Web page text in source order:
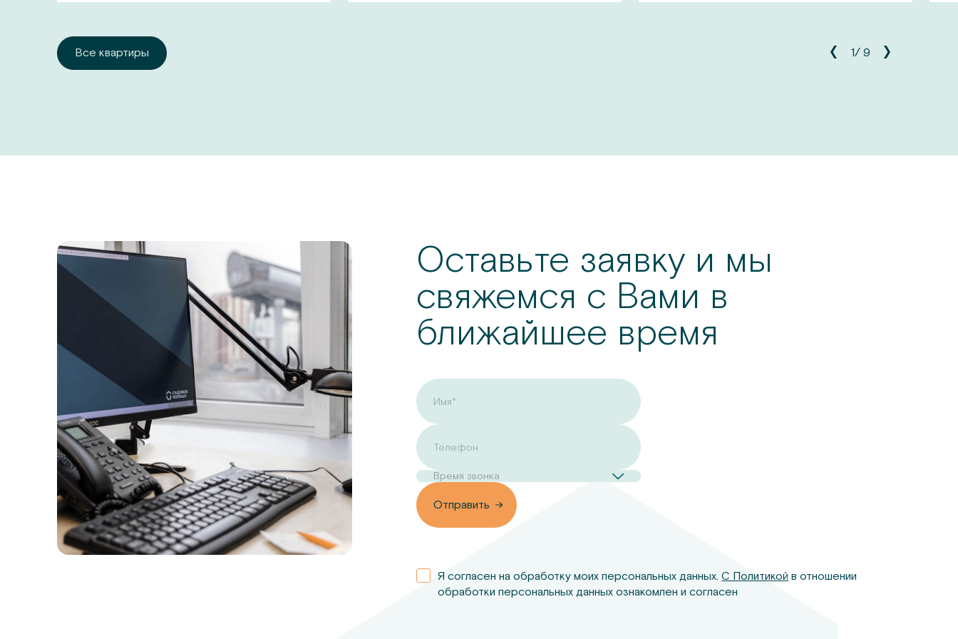
Все квартиры 1/ 9
Оставьте заявку и мы
свяжемся с Вами в
ближайшее время
Имя*
Телефон
Время звонка
Отправить Отправить
Я согласен на обработку моих персональных данных.С Политикой в отношении
обработки персональных данных ознакомлен и согласен